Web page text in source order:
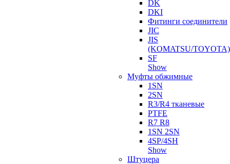
DK
DKI
Фитинги соединители
JIC
JIS
(KOMATSU/TOYOTA)
SF
Show
Муфты обжимные
1SN
2SN
R3/R4 тканевые
PTFE
R7 R8
1SN 2SN
4SP/4SH
Show
Штуцера